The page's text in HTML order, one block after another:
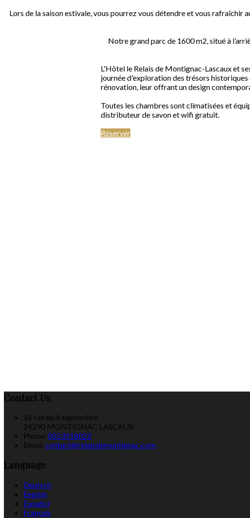
Lors de la saison estivale, vous pourrez vous détendre et vous
Notre grand parc de 1600 m2, situé à
L'Hôtel le Relais de Montignac-Lascaux et
journée d'exploration des trésors
rénovation, leur offrant un design
Toutes les chambres sont climatisées et
distributeur de savon et wifi gratuit.
Réserver
Contact Us
16 rue du 4 septembre
24290 MONTIGNAC LASCAUX
Phone: 0553518022
Email: contact@relaisdemontignac.com
Language
Deutsch
English
Español
Français